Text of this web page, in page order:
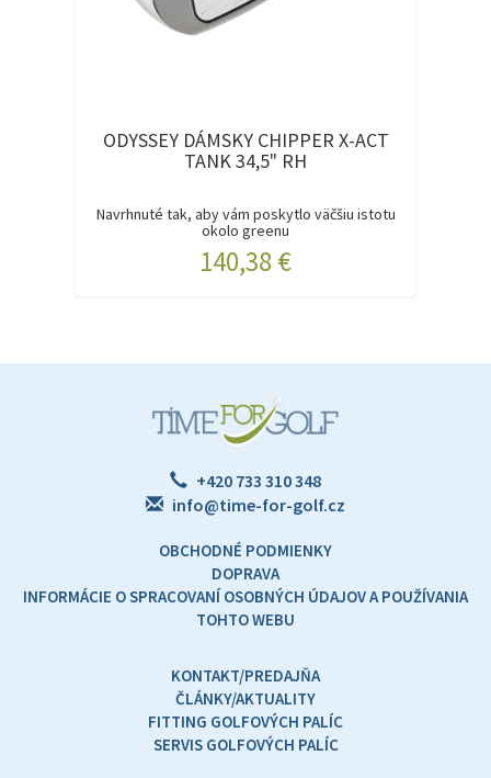
ODYSSEY DÁMSKY CHIPPER X-ACT
TANK 34,5" RH
Navrhnuté tak, aby vám poskytlo väčšiu istotu
okolo greenu
140,38 €
+420 733 310 348
info@time-for-golf.cz
OBCHODNÉ PODMIENKY
DOPRAVA
INFORMÁCIE O SPRACOVANÍ OSOBNÝCH ÚDAJOV A POUŽÍVANIA
TOHTO WEBU
KONTAKT/PREDAJŇA
ČLÁNKY/AKTUALITY
FITTING GOLFOVÝCH PALÍC
SERVIS GOLFOVÝCH PALÍC